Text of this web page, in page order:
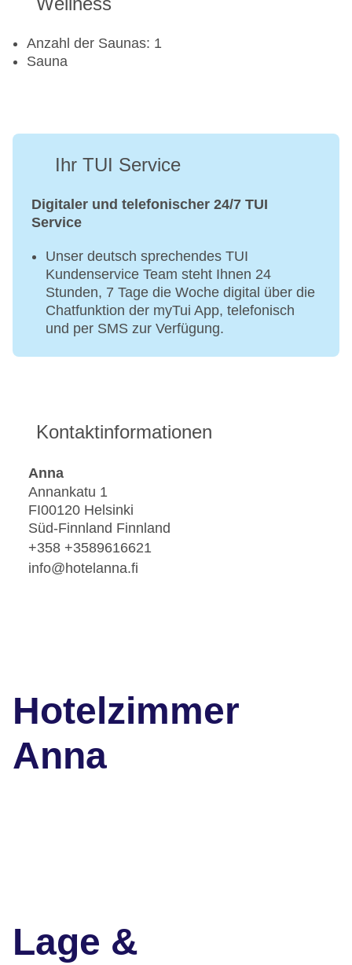
Anzahl der Saunas: 1
Sauna
Ihr TUI Service
Digitaler und telefonischer 24/7 TUI
Service
Unser deutsch sprechendes TUI
Kundenservice Team steht Ihnen 24
Stunden, 7 Tage die Woche digital über die
Chatfunktion der myTui App, telefonisch
und per SMS zur Verfügung.
Kontaktinformationen
Anna
Annankatu 1
FI00120 Helsinki
Süd-Finnland Finnland
+358 +3589616621
info@hotelanna.fi
Hotelzimmer
Anna
Lage &